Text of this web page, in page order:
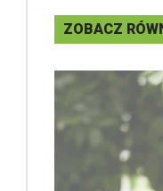
ZOBACZ